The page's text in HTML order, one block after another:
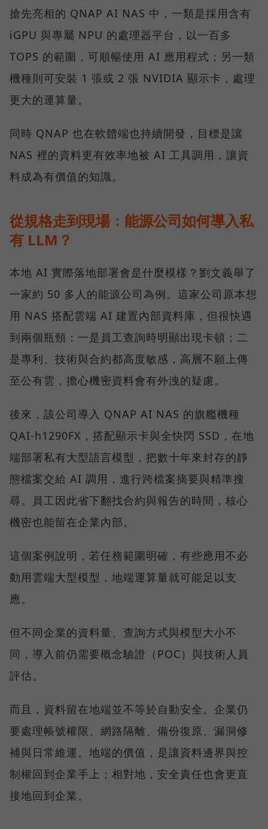
搶先亮相的 QNAP AI NAS 中，一類是採用含有
iGPU 與專屬 NPU 的處理器平台，以一百多
TOPS 的範圍，可順暢使用 AI 應用程式；另一類
機種則可安裝 1 張或 2 張 NVIDIA 顯示卡，處理
更大的運算量。
同時 QNAP 也在軟體端也持續開發，目標是讓
NAS 裡的資料更有效率地被 AI 工具調用，讓資
料成為有價值的知識。
從規格走到現場：能源公司如何導入私
有 LLM？
本地 AI 實際落地部署會是什麼模樣？劉文義舉了
一家約 50 多人的能源公司為例。這家公司原本想
用 NAS 搭配雲端 AI 建置內部資料庫，但很快遇
到兩個瓶頸：一是員工查詢時明顯出現卡頓；二
是專利、技術與合約都高度敏感，高層不願上傳
至公有雲，擔心機密資料會有外洩的疑慮。
後來，該公司導入 QNAP AI NAS 的旗艦機種
QAI-h1290FX，搭配顯示卡與全快閃 SSD，在地
端部署私有大型語言模型，把數十年來封存的靜
態檔案交給 AI 調用，進行跨檔案摘要與精準搜
尋。員工因此省下翻找合約與報告的時間，核心
機密也能留在企業內部。
這個案例說明，若任務範圍明確，有些應用不必
動用雲端大型模型，地端運算量就可能足以支
應。
但不同企業的資料量、查詢方式與模型大小不
同，導入前仍需要概念驗證（POC）與技術人員
評估。
而且，資料留在地端並不等於自動安全。企業仍
要處理帳號權限、網路隔離、備份復原、漏洞修
補與日常維運。地端的價值，是讓資料邊界與控
制權回到企業手上；相對地，安全責任也會更直
接地回到企業。